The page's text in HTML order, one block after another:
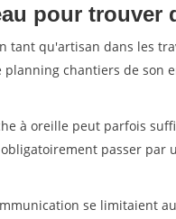
pour trouver
tant qu'artisan dans les
chantiers de son
à oreille peut parfois
passer par
se limitaient